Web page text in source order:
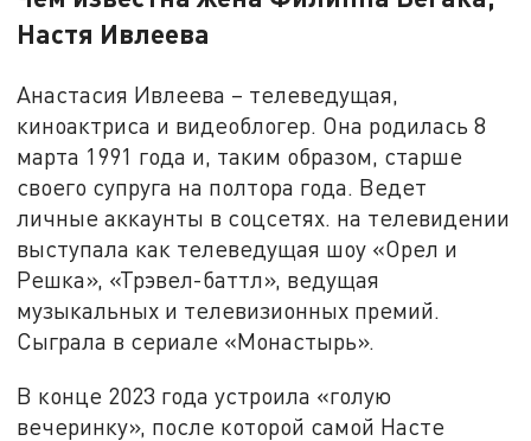
Настя Ивлеева
Анастасия Ивлеева – телеведущая,
киноактриса и видеоблогер. Она родилась 8
марта 1991 года и, таким образом, старше
своего супруга на полтора года. Ведет
личные аккаунты в соцсетях. на телевидении
выступала как телеведущая шоу «Орел и
Решка», «Трэвел-баттл», ведущая
музыкальных и телевизионных премий.
Сыграла в сериале «Монастырь».
В конце 2023 года устроила «голую
вечеринку», после которой самой Насте